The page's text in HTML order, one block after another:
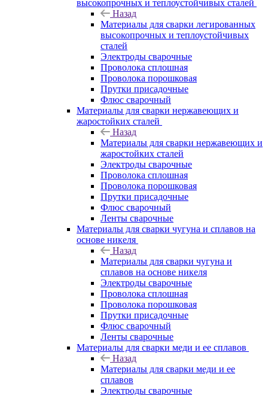
высокопрочных и теплоустойчивых сталей
Назад
Материалы для сварки легированных
высокопрочных и теплоустойчивых
сталей
Электроды сварочные
Проволока сплошная
Проволока порошковая
Прутки присадочные
Флюс сварочный
Материалы для сварки нержавеющих и
жаростойких сталей
Назад
Материалы для сварки нержавеющих и
жаростойких сталей
Электроды сварочные
Проволока сплошная
Проволока порошковая
Прутки присадочные
Флюс сварочный
Ленты сварочные
Материалы для сварки чугуна и сплавов на
основе никеля
Назад
Материалы для сварки чугуна и
сплавов на основе никеля
Электроды сварочные
Проволока сплошная
Проволока порошковая
Прутки присадочные
Флюс сварочный
Ленты сварочные
Материалы для сварки меди и ее сплавов
Назад
Материалы для сварки меди и ее
сплавов
Электроды сварочные